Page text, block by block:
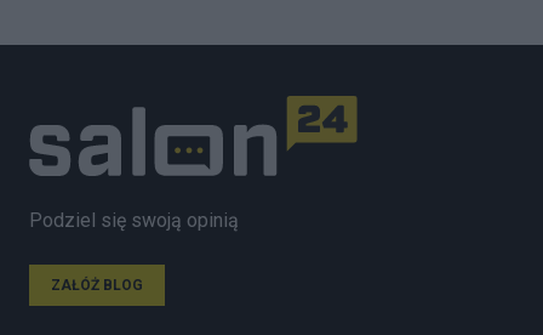
Podziel się swoją opinią
ZAŁÓŻ BLOG